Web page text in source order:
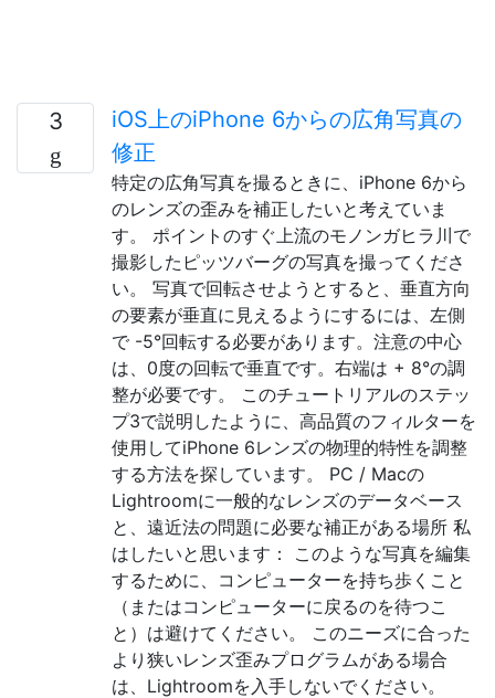
3
iOS上のiPhone 6からの広角写真の
修正
特定の広角写真を撮るときに、iPhone 6から
のレンズの歪みを補正したいと考えていま
す。 ポイントのすぐ上流のモノンガヒラ川で
撮影したピッツバーグの写真を撮ってくださ
い。 写真で回転させようとすると、垂直方向
の要素が垂直に見えるようにするには、左側
で -5°回転する必要があります。注意の中心
は、0度の回転で垂直です。右端は + 8°の調
整が必要です。 このチュートリアルのステッ
プ3で説明したように、高品質のフィルターを
使用してiPhone 6レンズの物理的特性を調整
する方法を探しています。 PC / Macの
Lightroomに一般的なレンズのデータ​​ベース
と、遠近法の問題に必要な補正がある場所 私
はしたいと思います： このような写真を編集
するために、コンピューターを持ち歩くこと
（またはコンピューターに戻るのを待つこ
と）は避けてください。 このニーズに合った
より狭いレンズ歪みプログラムがある場合
は、Lightroomを入手しないでください。